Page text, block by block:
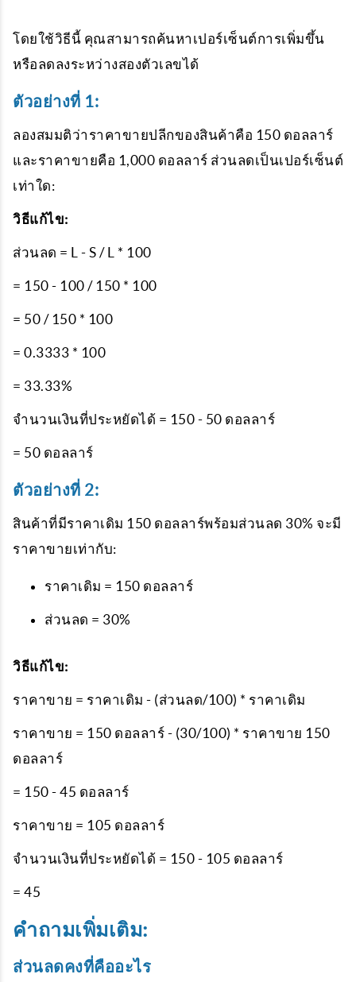
โดยใช้วิธีนี้ คุณสามารถค้นหาเปอร์เซ็นต์การเพิ่มขึ้น
หรือลดลงระหว่างสองตัวเลขได้
ตัวอย่างที่ 1:
ลองสมมติว่าราคาขายปลีกของสินค้าคือ 150 ดอลลาร์
และราคาขายคือ 1,000 ดอลลาร์ ส่วนลดเป็นเปอร์เซ็นต์
เท่าใด:
วิธีแก้ไข:
ส่วนลด = L - S / L * 100
= 150 - 100 / 150 * 100
= 50 / 150 * 100
= 0.3333 * 100
= 33.33%
จำนวนเงินที่ประหยัดได้ = 150 - 50 ดอลลาร์
= 50 ดอลลาร์
ตัวอย่างที่ 2:
สินค้าที่มีราคาเดิม 150 ดอลลาร์พร้อมส่วนลด 30% จะมี
ราคาขายเท่ากับ:
ราคาเดิม = 150 ดอลลาร์
ส่วนลด = 30%
วิธีแก้ไข:
ราคาขาย = ราคาเดิม - (ส่วนลด/100) * ราคาเดิม
ราคาขาย = 150 ดอลลาร์ - (30/100) * ราคาขาย 150
ดอลลาร์
= 150 - 45 ดอลลาร์
ราคาขาย = 105 ดอลลาร์
จำนวนเงินที่ประหยัดได้ = 150 - 105 ดอลลาร์
= 45
คำถามเพิ่มเติม:
ส่วนลดคงที่คืออะไร